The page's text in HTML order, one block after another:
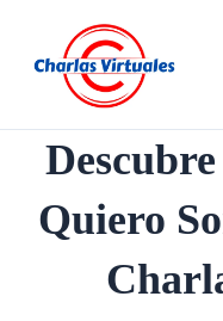
contenido
Quiero